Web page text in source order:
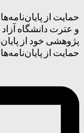
حمایت از
و عترت دانشگاه
پژوهشی خود از
حمایت از